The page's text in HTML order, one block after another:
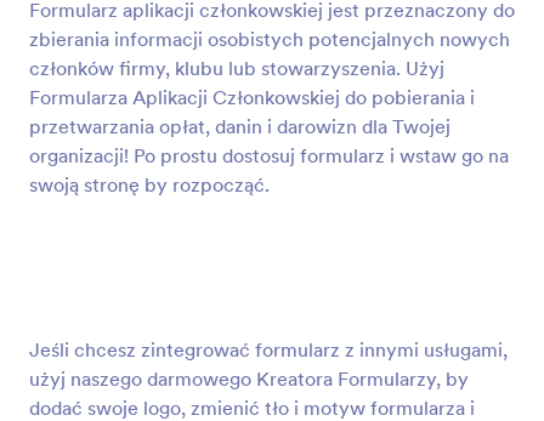
Formularz aplikacji członkowskiej jest przeznaczony do
zbierania informacji osobistych potencjalnych nowych
członków firmy, klubu lub stowarzyszenia. Użyj
Formularza Aplikacji Członkowskiej do pobierania i
przetwarzania opłat, danin i darowizn dla Twojej
organizacji! Po prostu dostosuj formularz i wstaw go na
swoją stronę by rozpocząć.
Jeśli chcesz zintegrować formularz z innymi usługami,
użyj naszego darmowego Kreatora Formularzy, by
dodać swoje logo, zmienić tło i motyw formularza i
Podgląd